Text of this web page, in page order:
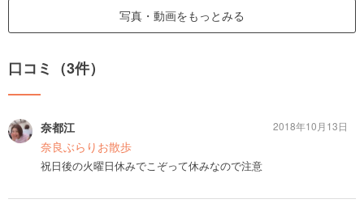
写真・動画をもっとみる
口コミ（3件）
奈都江
奈良ぶらりお散歩
祝日後の火曜日休みでこぞって休みなので注意
2018年10月13日